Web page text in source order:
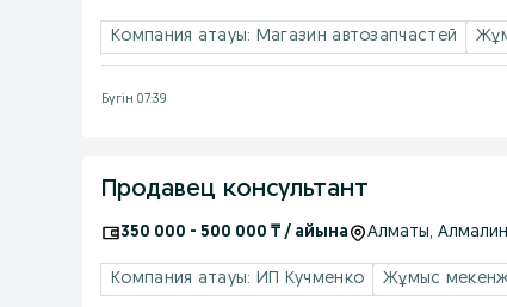
Компания атауы: Магазин автозапчастей
Бүгін 07:39
Продавец консультант
350 000 - 500 000 ₸ / айына Алматы,
Компания атауы: ИП Кучменко Жұмыс